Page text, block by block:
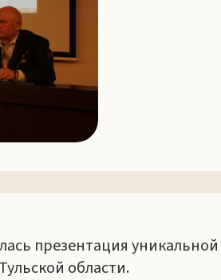
презентация
области.